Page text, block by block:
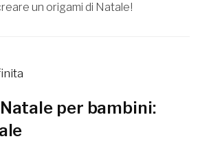
un origami di Natale!
per bambini: